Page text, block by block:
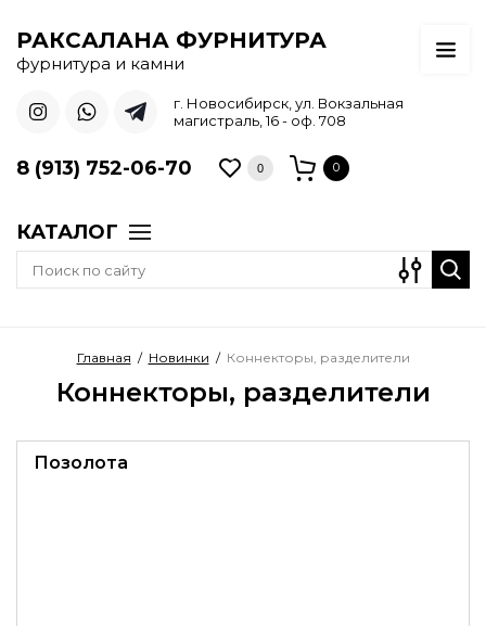
РАКСАЛАНА ФУРНИТУРА
фурнитура и камни
г. Новосибирск, ул. Вокзальная
магистраль, 16 - оф. 708
8 (913) 752-06-70 0 0
КАТАЛОГ
Главная / Новинки / Коннекторы, разделители
Коннекторы, разделители
Позолота